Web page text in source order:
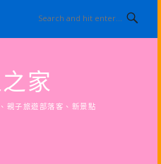
家
親子旅遊部落客、新景點